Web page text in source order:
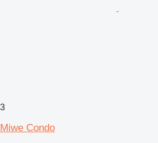
3
Miwe Condo